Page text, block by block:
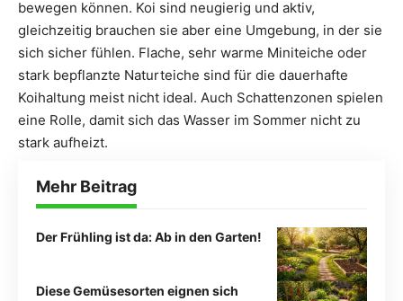
bewegen können. Koi sind neugierig und aktiv,
gleichzeitig brauchen sie aber eine Umgebung, in der sie
sich sicher fühlen. Flache, sehr warme Miniteiche oder
stark bepflanzte Naturteiche sind für die dauerhafte
Koihaltung meist nicht ideal. Auch Schattenzonen spielen
eine Rolle, damit sich das Wasser im Sommer nicht zu
stark aufheizt.
Mehr Beitrag
Der Frühling ist da: Ab in den Garten!
Diese Gemüsesorten eignen sich